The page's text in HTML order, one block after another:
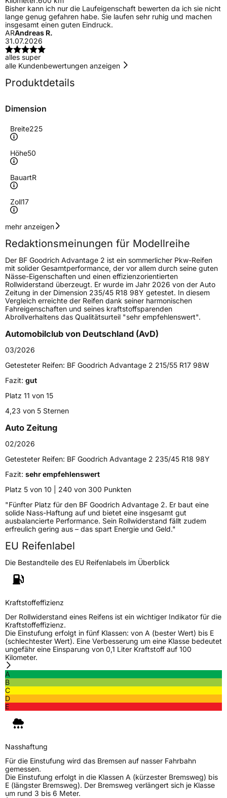
Bisher kann ich nur die Laufeigenschaft bewerten da ich sie nicht
lange genug gefahren habe. Sie laufen sehr ruhig und machen
insgesamt einen guten Eindruck.
ARAndreas R.
31.07.2026
alles super
alle Kundenbewertungen anzeigen
Produktdetails
Dimension
Breite225
Höhe50
BauartR
Zoll17
Geschwindigkeitsindex
Lastindex 98
Höchstlast750 kg
Gewicht (in kg)11,08 kg
Generelle Merkmale
FahrzeugtypPKW
Verwendung
Modellname Advantage 2
Fahrzeugart
Weitere Eigenschaften
SchlauchtypTL
VerstärktXL
EU Label
EffizienzB
NasshaftungA
Rollgeräusch (Klasse)
Rollgeräusch (dB)
FahrzeugklasseC1
3PMSF / Schneeflockensymbol / Alpine-SymbolNein
EPREL ID
Allgemeine Produktsicherheit (GPSR)
HerstellerkontaktMANUFACTURE FRANCAISE DES
PNEUMATIQUES MICHELIN, place des
mehr anzeigen
Redaktionsmeinungen für Modellreihe
Der BF Goodrich Advantage 2 ist ein sommerlicher Pkw-Reifen
mit solider Gesamtperformance, der vor allem durch seine guten
Nässe-Eigenschaften und einen effizienzorientierten
Rollwiderstand überzeugt. Er wurde im Jahr 2026 von der Auto
Zeitung in der Dimension 235/45 R18 98Y getestet. In diesem
Vergleich erreichte der Reifen dank seiner harmonischen
Fahreigenschaften und seines kraftstoffsparenden
Abrollverhaltens das Qualitätsurteil "sehr empfehlenswert".
Automobilclub von Deutschland (AvD)
03/2026
Getesteter Reifen: BF Goodrich Advantage 2 215/55 R17 98W
Fazit: gut
Platz 11 von 15
4,23 von 5 Sternen
Auto Zeitung
02/2026
Getesteter Reifen: BF Goodrich Advantage 2 235/45 R18 98Y
Fazit: sehr empfehlenswert
Platz 5 von 10 | 240 von 300 Punkten
"Fünfter Platz für den BF Goodrich Advantage 2. Er baut eine
solide Nass-Haftung auf und bietet eine insgesamt gut
ausbalancierte Performance. Sein Rollwiderstand fällt zudem
erfreulich gering aus – das spart Energie und Geld."
EU Reifenlabel
Die Bestandteile des EU Reifenlabels im Überblick
Kraftstoffeffizienz
Der Rollwiderstand eines Reifens ist ein wichtiger Indikator für die
Kraftstoffeffizienz.
Die Einstufung erfolgt in fünf Klassen: von A (bester Wert) bis E
(schlechtester Wert). Eine Verbesserung um eine Klasse bedeutet
ungefähr eine Einsparung von 0,1 Liter Kraftstoff auf 100
Kilometer.
A
B
C
D
E
Nasshaftung
Für die Einstufung wird das Bremsen auf nasser Fahrbahn
gemessen.
Die Einstufung erfolgt in die Klassen A (kürzester Bremsweg) bis
E (längster Bremsweg). Der Bremsweg verlängert sich je Klasse
um rund 3 bis 6 Meter.